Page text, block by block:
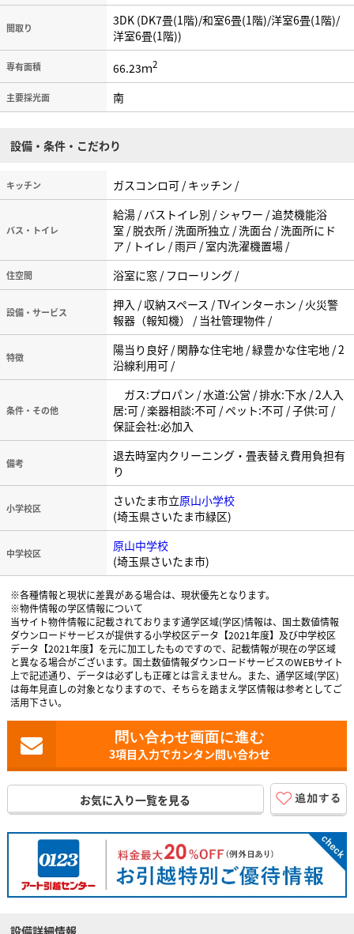
間取り
3DK (DK7畳(1階)/和室6畳(1階)/洋室6畳(1階)/
洋室6畳(1階))
専有面積 66.23ｍ2
主要採光面 南
設備・条件・こだわり
キッチン ガスコンロ可 / キッチン /
バス・トイレ
給湯 / バストイレ別 / シャワー / 追焚機能浴
室 / 脱衣所 / 洗面所独立 / 洗面台 / 洗面所にド
ア / トイレ / 雨戸 / 室内洗濯機置場 /
住空間 浴室に窓 / フローリング /
設備・サービス
押入 / 収納スペース / TVインターホン / 火災警
報器（報知機） / 当社管理物件 /
特徴
陽当り良好 / 閑静な住宅地 / 緑豊かな住宅地 / 2
沿線利用可 /
条件・その他
ガス:プロパン / 水道:公営 / 排水:下水 / 2人入
居:可 / 楽器相談:不可 / ペット:不可 / 子供:可 /
保証会社:必加入
備考
退去時室内クリーニング・畳表替え費用負担有
り
小学校区 さいたま市立原山小学校
(埼玉県さいたま市緑区)
中学校区
原山中学校
(埼玉県さいたま市)
※各種情報と現状に差異がある場合は、現状優先となります。
※物件情報の学区情報について
当サイト物件情報に記載されております通学区域(学区)情報は、国土数値情報
ダウンロードサービスが提供する小学校区データ【2021年度】及び中学校区
データ【2021年度】を元に加工したものですので、記載情報が現在の学区域
と異なる場合がございます。国土数値情報ダウンロードサービスのWEBサイト
上で記述通り、データは必ずしも正確とは言えません。また、通学区域(学区)
は毎年見直しの対象となりますので、そちらを踏まえ学区情報は参考としてご
活用下さい。
3項目入力でカンタン問い合わせ
お気に入り一覧を見る
設備詳細情報